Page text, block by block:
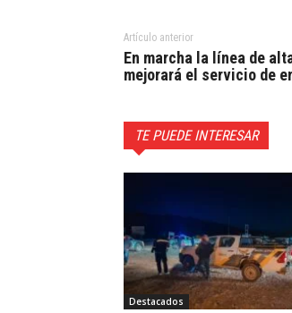
Artículo anterior
En marcha la línea de
mejorará el servicio de
TE PUEDE INTERESAR
Destacados